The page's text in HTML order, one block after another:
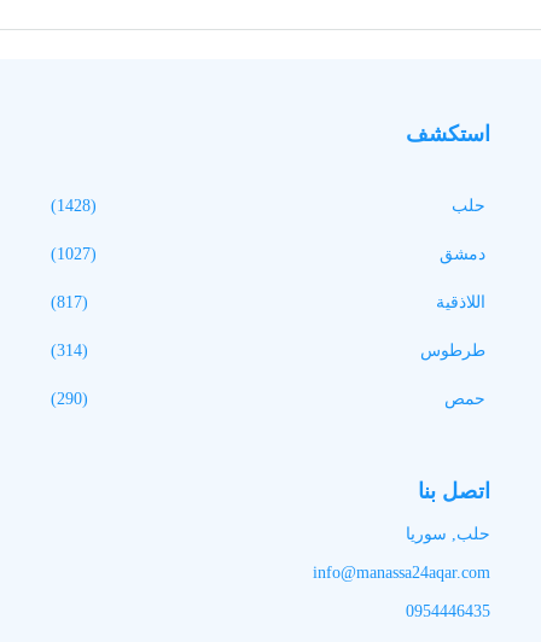
استكشف
حلب (1428)
دمشق (1027)
اللاذقية (817)
طرطوس (314)
حمص (290)
اتصل بنا
حلب, سوريا
info@manassa24aqar.com
0954446435